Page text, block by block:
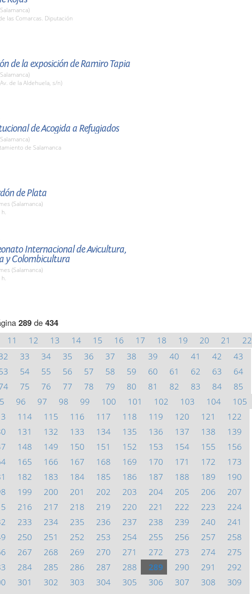
las Comarcas. Diputación
de la exposición de Ramiro Tapia
de la Aldehuela, s/n)
de Acogida a Refugiados
de Salamanca
de Plata
(Salamanca)
Internacional de Avicultura,
y Colombicultura
(Salamanca)
289de 434
11 12 13 14 15 16 17 18 19 20 21
22
33 34 35 36 37 38 39 40 41 42
43
54 55 56 57 58 59 60 61 62 63
64
75 76 77 78 79 80 81 82 83 84
85
96 97 98 99 100 101 102 103 104
105
114 115 116 117 118 119 120 121
122
131 132 133 134 135 136 137 138
139
148 149 150 151 152 153 154 155
156
165 166 167 168 169 170 171 172
173
182 183 184 185 186 187 188 189
190
199 200 201 202 203 204 205 206
207
216 217 218 219 220 221 222 223
224
233 234 235 236 237 238 239 240
241
250 251 252 253 254 255 256 257
258
267 268 269 270 271 272 273 274
275
284 285 286 287 288 289 290 291
292
301 302 303 304 305 306 307 308
309